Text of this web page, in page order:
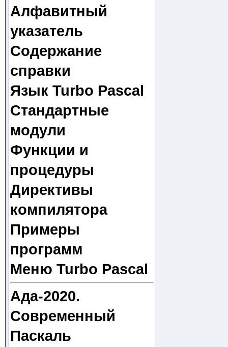
Алфавитный
указатель
Содержание
справки
Язык Turbo Pascal
Стандартные
модули
Функции и
процедуры
Директивы
компилятора
Примеры
программ
Меню Turbo Pascal
Ада-2020.
Современный
Паскаль